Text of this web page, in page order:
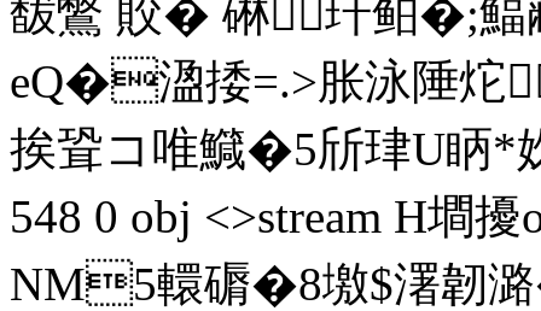
馛鷩 賋� 碄玕鲌�;鰏
eQ�溋捼=.>胀泳陲炨
挨聓コ唯鱵�5斦珒U眪*
548 0 obj <>stream H墹
NM5轘磭�8墽$濖韌